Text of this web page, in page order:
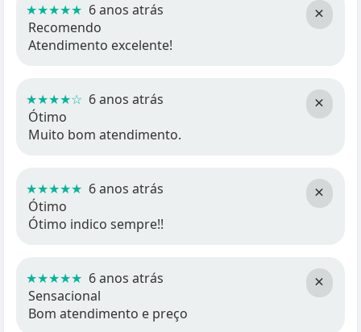
×
★★★★★ 6 anos atrás
Recomendo
Atendimento excelente!
×
★★★★☆ 6 anos atrás
Ótimo
Muito bom atendimento.
×
★★★★★ 6 anos atrás
Ótimo
Ótimo indico sempre!!
×
★★★★★ 6 anos atrás
Sensacional
Bom atendimento e preço